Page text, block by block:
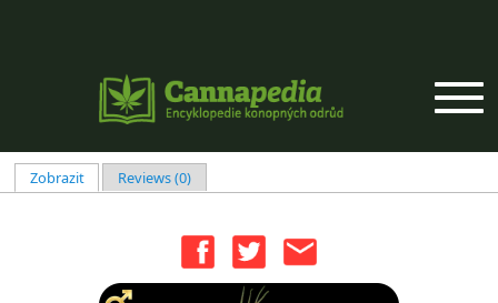
Hlavní záložky
Zobrazit(aktivní záložka)
Reviews (0)